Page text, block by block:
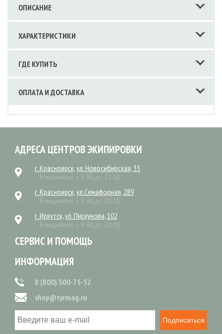
ОПИСАНИЕ
ХАРАКТЕРИСТИКИ
ГДЕ КУПИТЬ
ОПЛАТА И ДОСТАВКА
АДРЕСА ЦЕНТРОВ ЭКИПИРОВКИ
г. Красноярск, ул. Новосибирская, 35
Ежедневно с 9.00 до 21.00
г. Красноярск, ул.Семафорная, 289
Ежедневно с 9.00 до 20.00
г. Иркутск, ул. Пискунова, 102
Ежедневно с 9.00 до 20.00
СЕРВИС И ПОМОЩЬ
ИНФОРМАЦИЯ
8 (800) 500-75-52
shop@tyrmag.ru
Подписаться